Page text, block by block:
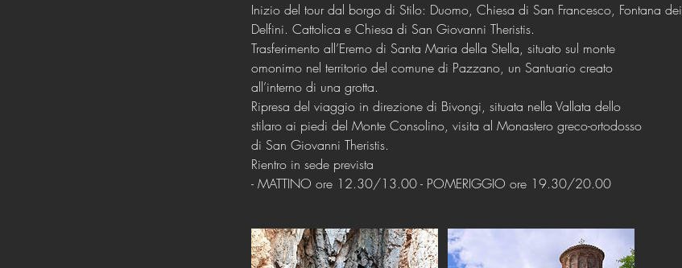
Inizio del tour dal borgo di Stilo: Duomo, Chiesa di San Francesco, Fontana dei
Delfini. Cattolica e Chiesa di San Giovanni Theristis.
Trasferimento all’Eremo di Santa Maria della Stella, situato sul monte
omonimo nel territorio del comune di Pazzano, un Santuario creato
all’interno di una grotta.
Ripresa del viaggio in direzione di Bivongi, situata nella Vallata dello
stilaro ai piedi del Monte Consolino, visita al Monastero greco-ortodosso
di San Giovanni Theristis.
Rientro in sede prevista
- MATTINO ore 12.30/13.00 - POMERIGGIO ore 19.30/20.00